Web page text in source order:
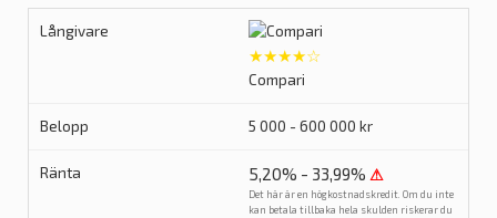
★★★★☆
Compari
5 000 - 600 000 kr
5,20% - 33,99% ⚠
Det här är en högkostnadskredit. Om du inte
kan betala tillbaka hela skulden riskerar du